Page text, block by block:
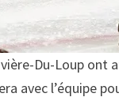
Du-Loup ont
avec l’équipe